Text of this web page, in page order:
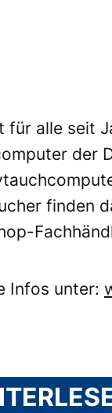
für alle seit
der
finden
Infos unter: